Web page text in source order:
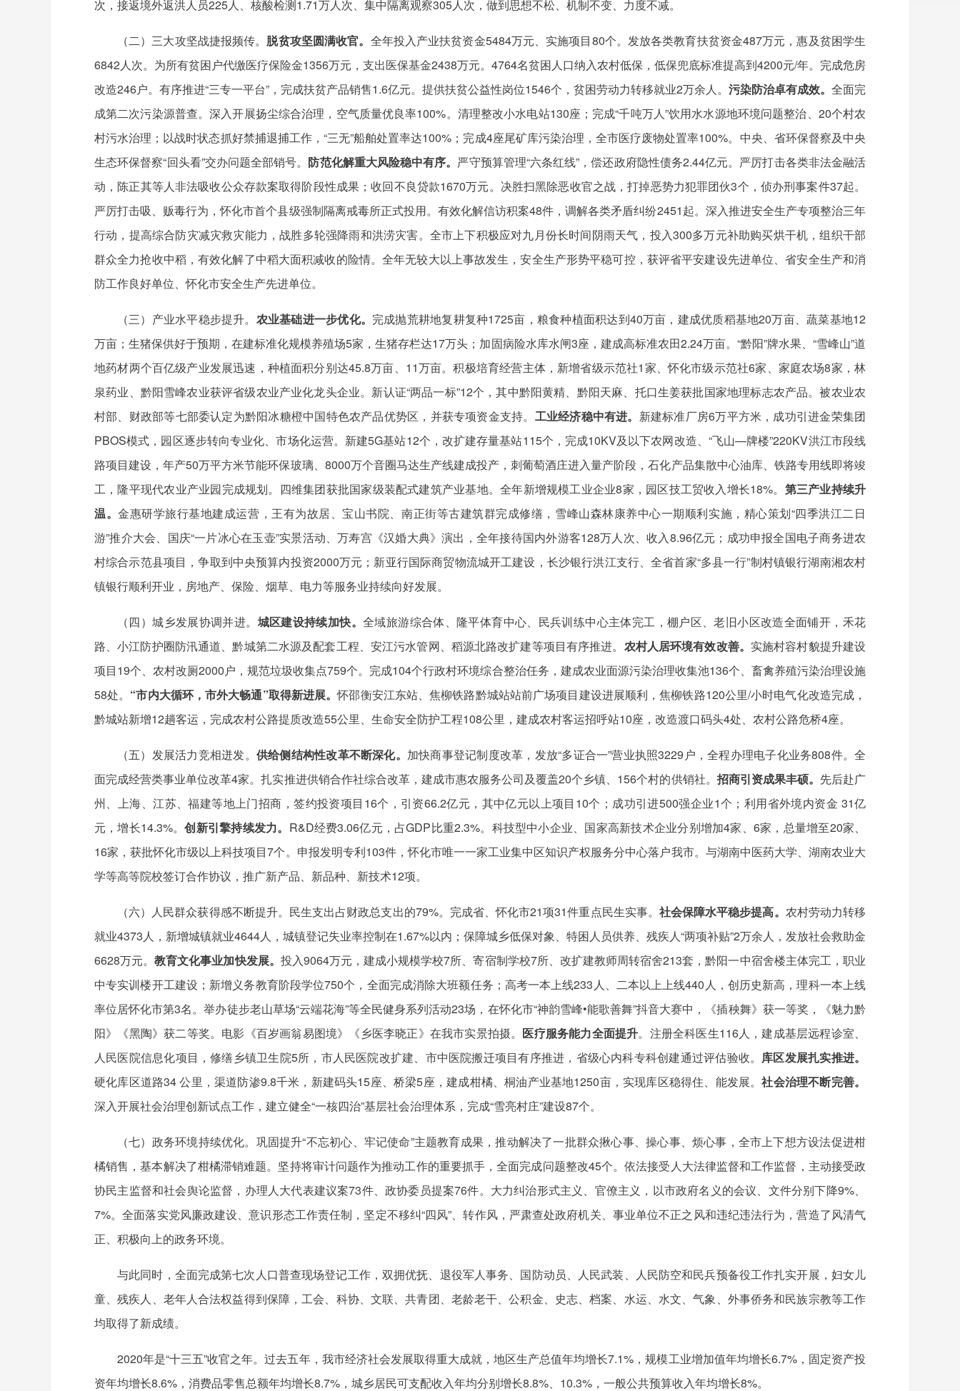
次，接返境外返洪人员225人、核酸检测1.71万人次、集中隔离观察305人次，做到思想不松、机制不变、力度不减。
（二）三大攻坚战捷报频传。 脱贫攻坚圆满收官。 全年投入产业扶贫资金5484万元、实施项目80个。发放各类教育扶贫资金487万元，惠及贫困学生
6842人次。为所有贫困户代缴医疗保险金1356万元，支出医保基金2438万元。4764名贫困人口纳入农村低保，低保兜底标准提高到4200元/年。完成危房
改造246户。有序推进“三专一平台”，完成扶贫产品销售1.6亿元。提供扶贫公益性岗位1546个，贫困劳动力转移就业2万余人。 污染防治卓有成效。 全面完
成第二次污染源普查。深入开展扬尘综合治理，空气质量优良率100%。清理整改小水电站130座；完成“千吨万人”饮用水水源地环境问题整治、20个村农
村污水治理；以战时状态抓好禁捕退捕工作，“三无”船舶处置率达100%；完成4座尾矿库污染治理，全市医疗废物处置率100%。中央、省环保督察及中央
生态环保督察“回头看”交办问题全部销号。 防范化解重大风险稳中有序。 严守预算管理“六条红线”，偿还政府隐性债务2.44亿元。严厉打击各类非法金融活
动，陈正其等人非法吸收公众存款案取得阶段性成果；收回不良贷款1670万元。决胜扫黑除恶收官之战，打掉恶势力犯罪团伙3个，侦办刑事案件37起。
严厉打击吸、贩毒行为，怀化市首个县级强制隔离戒毒所正式投用。有效化解信访积案48件，调解各类矛盾纠纷2451起。深入推进安全生产专项整治三年
行动，提高综合防灾减灾救灾能力，战胜多轮强降雨和洪涝灾害。全市上下积极应对九月份长时间阴雨天气，投入300多万元补助购买烘干机，组织干部
群众全力抢收中稻，有效化解了中稻大面积减收的险情。全年无较大以上事故发生，安全生产形势平稳可控，获评省平安建设先进单位、省安全生产和消
防工作良好单位、怀化市安全生产先进单位。
（三）产业水平稳步提升。 农业基础进一步优化。 完成抛荒耕地复耕复种1725亩，粮食种植面积达到40万亩，建成优质稻基地20万亩、蔬菜基地12
万亩；生猪保供好于预期，在建标准化规模养殖场5家，生猪存栏达17万头；加固病险水库水闸3座，建成高标准农田2.24万亩。“黔阳”牌水果、“雪峰山”道
地药材两个百亿级产业发展迅速，种植面积分别达45.8万亩、11万亩。积极培育经营主体，新增省级示范社1家、怀化市级示范社6家、家庭农场8家，林
泉药业、黔阳雪峰农业获评省级农业产业化龙头企业。新认证“两品一标”12个，其中黔阳黄精、黔阳天麻、托口生姜获批国家地理标志农产品。被农业农
村部、财政部等七部委认定为黔阳冰糖橙中国特色农产品优势区，并获专项资金支持。 工业经济稳中有进。 新建标准厂房6万平方米，成功引进金荣集团
PBOS模式，园区逐步转向专业化、市场化运营。新建5G基站12个，改扩建存量基站115个，完成10KV及以下农网改造、“飞山—牌楼”220KV洪江市段线
路项目建设，年产50万平方米节能环保玻璃、8000万个音圈马达生产线建成投产，刺葡萄酒庄进入量产阶段，石化产品集散中心油库、铁路专用线即将竣
工，隆平现代农业产业园完成规划。四维集团获批国家级装配式建筑产业基地。全年新增规模工业企业8家，园区技工贸收入增长18%。 第三产业持续升
温。金惠研学旅行基地建成运营，王有为故居、宝山书院、南正街等古建筑群完成修缮，雪峰山森林康养中心一期顺利实施，精心策划“四季洪江二日
游”推介大会、国庆“一片冰心在玉壶”实景活动、万寿宫《汉婚大典》演出，全年接待国内外游客128万人次、收入8.96亿元；成功申报全国电子商务进农
村综合示范县项目，争取到中央预算内投资2000万元；新亚行国际商贸物流城开工建设，长沙银行洪江支行、全省首家“多县一行”制村镇银行湖南湘农村
镇银行顺利开业，房地产、保险、烟草、电力等服务业持续向好发展。
（四）城乡发展协调并进。 城区建设持续加快。全域旅游综合体、隆平体育中心、民兵训练中心主体完工，棚户区、老旧小区改造全面铺开，禾花
路、小江防护圈防汛通道、黔城第二水源及配套工程、安江污水管网、稻源北路改扩建等项目有序推进。 农村人居环境有效改善。 实施村容村貌提升建设
项目19个、农村改厕2000户，规范垃圾收集点759个。完成104个行政村环境综合整治任务，建成农业面源污染治理收集池136个、畜禽养殖污染治理设施
58处。 “市内大循环，市外大畅通”取得新进展。怀邵衡安江东站、焦柳铁路黔城站站前广场项目建设进展顺利，焦柳铁路120公里/小时电气化改造完成，
黔城站新增12趟客运，完成农村公路提质改造55公里、生命安全防护工程108公里，建成农村客运招呼站10座，改造渡口码头4处、农村公路危桥4座。
（五）发展活力竞相迸发。 供给侧结构性改革不断深化。 加快商事登记制度改革，发放“多证合一”营业执照3229户，全程办理电子化业务808件。全
面完成经营类事业单位改革4家。扎实推进供销合作社综合改革，建成市惠农服务公司及覆盖20个乡镇、156个村的供销社。 招商引资成果丰硕。 先后赴广
州、上海、江苏、福建等地上门招商，签约投资项目16个，引资66.2亿元，其中亿元以上项目10个；成功引进500强企业1个；利用省外境内资金 31亿
元，增长14.3%。创新引擎持续发力。 R&D经费3.06亿元，占GDP比重2.3%。科技型中小企业、国家高新技术企业分别增加4家、6家，总量增至20家、
16家，获批怀化市级以上科技项目7个。申报发明专利103件，怀化市唯一一家工业集中区知识产权服务分中心落户我市。与湖南中医药大学、湖南农业大
学等高等院校签订合作协议，推广新产品、新品种、新技术12项。
（六）人民群众获得感不断提升。民生支出占财政总支出的79%。完成省、怀化市21项31件重点民生实事。 社会保障水平稳步提高。 农村劳动力转移
就业4373人，新增城镇就业4644人，城镇登记失业率控制在1.67%以内；保障城乡低保对象、特困人员供养、残疾人“两项补贴”2万余人，发放社会救助金
6628万元。教育文化事业加快发展。 投入9064万元，建成小规模学校7所、寄宿制学校7所、改扩建教师周转宿舍213套，黔阳一中宿舍楼主体完工，职业
中专实训楼开工建设；新增义务教育阶段学位750个，全面完成消除大班额任务；高考一本上线233人、二本以上上线440人，创历史新高，理科一本上线
率位居怀化市第3名。举办徒步老山草场“云端花海”等全民健身系列活动23场，在怀化市“神韵雪峰•能歌善舞”抖音大赛中，《插秧舞》获一等奖，《魅力黔
阳》《黑陶》获二等奖。电影《百岁画翁易图境》《乡医李晓正》在我市实景拍摄。 医疗服务能力全面提升。注册全科医生116人，建成基层远程诊室、
人民医院信息化项目，修缮乡镇卫生院5所，市人民医院改扩建、市中医院搬迁项目有序推进，省级心内科专科创建通过评估验收。 库区发展扎实推进。
硬化库区道路34 公里，渠道防渗9.8千米，新建码头15座、桥梁5座，建成柑橘、桐油产业基地1250亩，实现库区稳得住、能发展。社会治理不断完善。
深入开展社会治理创新试点工作，建立健全“一核四治”基层社会治理体系，完成“雪亮村庄”建设87个。
（七）政务环境持续优化。巩固提升“不忘初心、牢记使命”主题教育成果，推动解决了一批群众揪心事、操心事、烦心事，全市上下想方设法促进柑
橘销售，基本解决了柑橘滞销难题。坚持将审计问题作为推动工作的重要抓手，全面完成问题整改45个。依法接受人大法律监督和工作监督，主动接受政
协民主监督和社会舆论监督，办理人大代表建议案73件、政协委员提案76件。大力纠治形式主义、官僚主义，以市政府名义的会议、文件分别下降9%、
7%。全面落实党风廉政建设、意识形态工作责任制，坚定不移纠“四风”、转作风，严肃查处政府机关、事业单位不正之风和违纪违法行为，营造了风清气
正、积极向上的政务环境。
与此同时，全面完成第七次人口普查现场登记工作，双拥优抚、退役军人事务、国防动员、人民武装、人民防空和民兵预备役工作扎实开展，妇女儿
童、残疾人、老年人合法权益得到保障，工会、科协、文联、共青团、老龄老干、公积金、史志、档案、水运、水文、气象、外事侨务和民族宗教等工作
均取得了新成绩。
2020年是“十三五”收官之年。过去五年，我市经济社会发展取得重大成就，地区生产总值年均增长7.1%，规模工业增加值年均增长6.7%，固定资产投
资年均增长8.6%，消费品零售总额年均增长8.7%，城乡居民可支配收入年均分别增长8.8%、10.3%，一般公共预算收入年均增长8%。